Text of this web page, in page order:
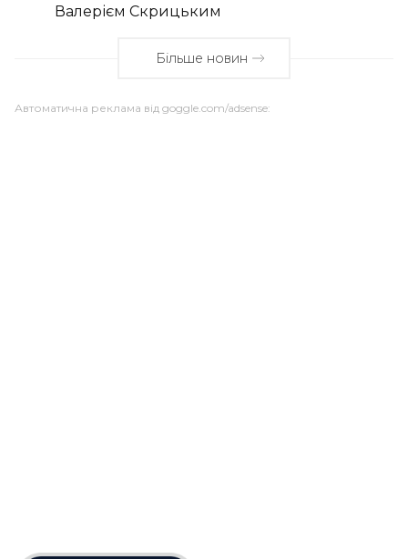
Валерієм Скрицьким
Більше новин
Автоматична реклама від goggle.com/adsense: